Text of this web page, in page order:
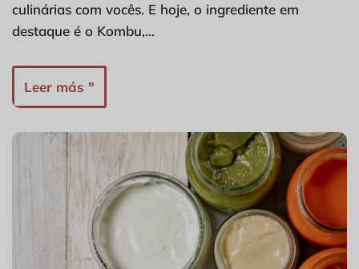
culinárias com vocês. E hoje, o ingrediente em
destaque é o Kombu,…
Leer más "